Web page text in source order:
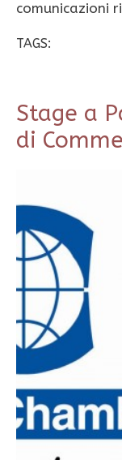
comunicazioni
TAGS:
Stage a
di